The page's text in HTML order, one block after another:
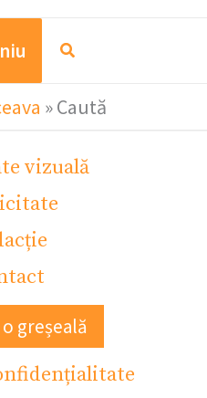
»Caută
vizuală
greșeală